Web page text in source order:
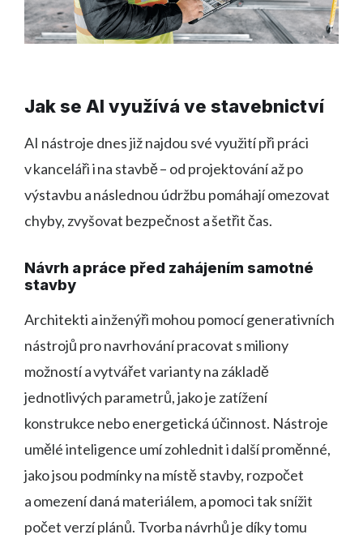
Jak se AI využívá ve stavebnictví
AI nástroje dnes již najdou své využití při práci
v kanceláři i na stavbě – od projektování až po
výstavbu a následnou údržbu pomáhají omezovat
chyby, zvyšovat bezpečnost a šetřit čas.
Návrh a práce před zahájením samotné
stavby
Architekti a inženýři mohou pomocí generativních
nástrojů pro navrhování pracovat s miliony
možností a vytvářet varianty na základě
jednotlivých parametrů, jako je zatížení
konstrukce nebo energetická účinnost. Nástroje
umělé inteligence umí zohlednit i další proměnné,
jako jsou podmínky na místě stavby, rozpočet
a omezení daná materiálem, a pomoci tak snížit
počet verzí plánů. Tvorba návrhů je díky tomu